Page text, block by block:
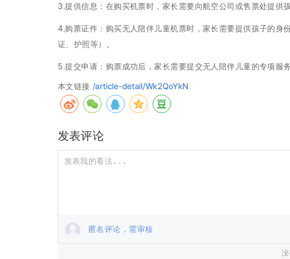
3.提供信息：在购买机票时，家长需要向航空公司或售票处提供
4.购票证件：购买无人陪伴儿童机票时，家长需要提供孩子的
证、护照等）。
5.提交申请：购票成功后，家长需要提交无人陪伴儿童的专项服
本文链接 /article-detail/Wk2QoYkN
发表评论
匿名评论，需审核